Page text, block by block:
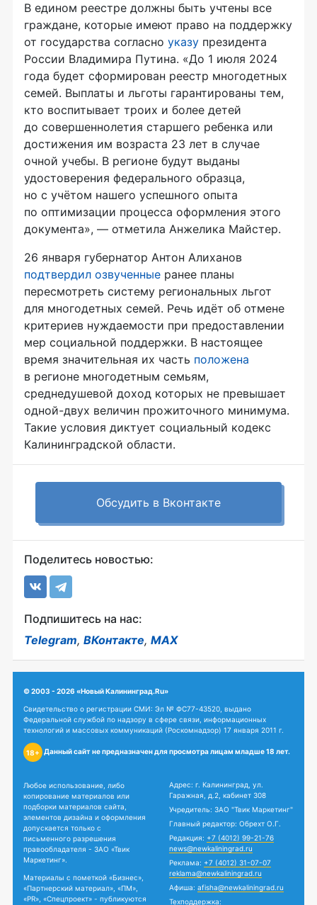
В едином реестре должны быть учтены все
граждане, которые имеют право на поддержку
от государства согласно указу президента
России Владимира Путина. «До 1 июля 2024
года будет сформирован реестр многодетных
семей. Выплаты и льготы гарантированы тем,
кто воспитывает троих и более детей
до совершеннолетия старшего ребенка или
достижения им возраста 23 лет в случае
очной учебы. В регионе будут выданы
удостоверения федерального образца,
но с учётом нашего успешного опыта
по оптимизации процесса оформления этого
документа», — отметила Анжелика Майстер.
26 января губернатор Антон Алиханов
подтвердил озвученные ранее планы
пересмотреть систему региональных льгот
для многодетных семей. Речь идёт об отмене
критериев нуждаемости при предоставлении
мер социальной поддержки. В настоящее
время значительная их часть положена
в регионе многодетным семьям,
среднедушевой доход которых не превышает
одной-двух величин прожиточного минимума.
Такие условия диктует социальный кодекс
Калининградской области.
Обсудить в Вконтакте
Поделитесь новостью:
Подпишитесь на нас:
Telegram, ВКонтакте, MAX
© 2003 - 2026 «Новый Калининград.Ru»
Свидетельство о регистрации СМИ: Эл № ФС77-43520, выдано
Федеральной службой по надзору в сфере связи, информационных
технологий и массовых коммуникаций (Роскомнадзор) 17 января 2011 г.
18+ Данный сайт не предназначен для просмотра лицам младше 18 лет.
Любое использование, либо
копирование материалов или
подборки материалов сайта,
элементов дизайна и оформления
допускается только с
письменного разрешения
правообладателя - ЗАО «Твик
Маркетинг».
Материалы с пометкой «Бизнес»,
«Партнерский материал», «ПМ»,
«PR», «Спецпроект» - публикуются
Адрес: г. Калининград, ул.
Гаражная, д.2, кабинет 308
Учредитель: ЗАО "Твик Маркетинг"
Главный редактор: Обрехт О.Г.
Редакция: +7 (4012) 99-21-76
news@newkaliningrad.ru
Реклама: +7 (4012) 31-07-07
reklama@newkaliningrad.ru
Афиша: afisha@newkaliningrad.ru
Техподдержка: